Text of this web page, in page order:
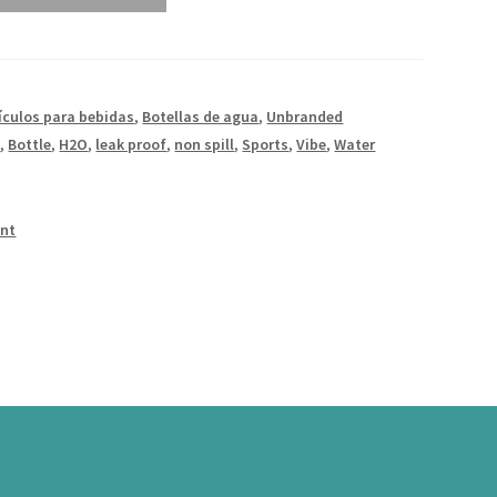
para bebidas, Botellas de agua, Unbranded
, Bottle, H2O, leak proof, non spill,Sports,Vibe,Water